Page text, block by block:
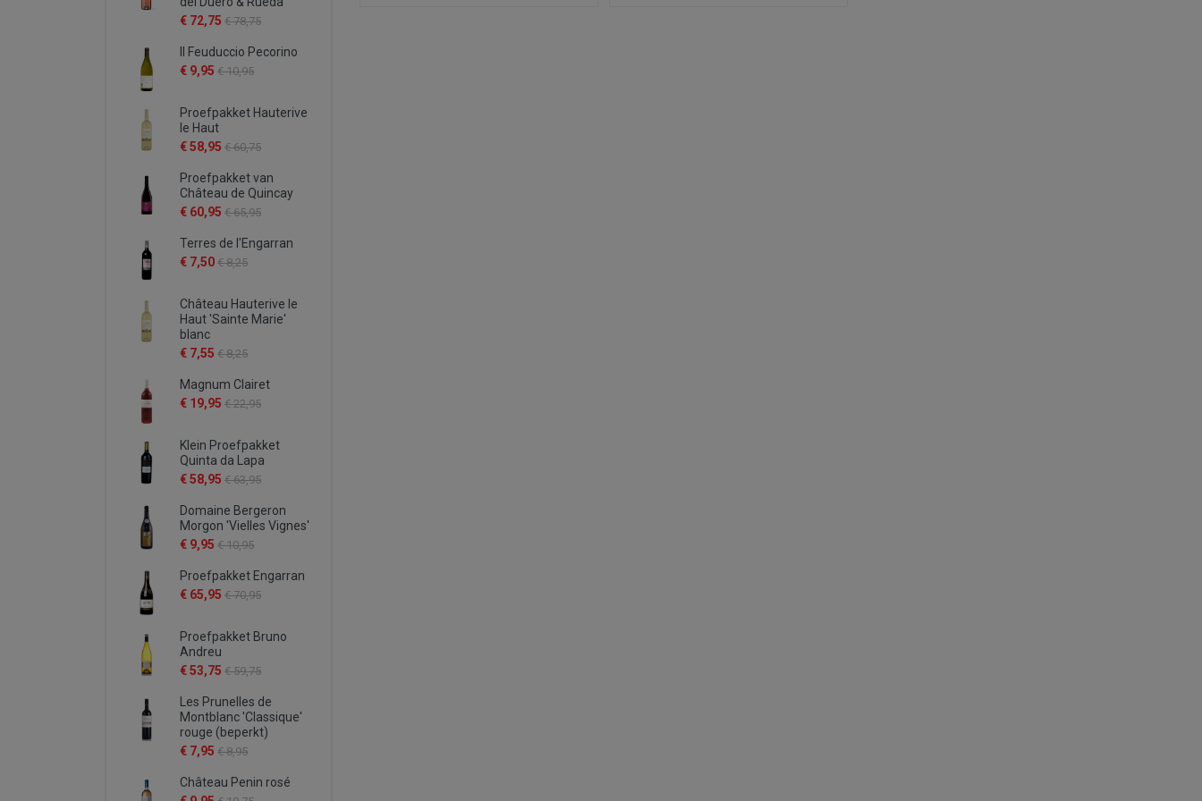
€ 72,75 € 78,75
Il Feuduccio Pecorino
€ 9,95 € 10,95
Proefpakket Hauterive
le Haut
€ 58,95 € 60,75
Proefpakket van
Château de Quincay
€ 60,95 € 65,95
Terres de l'Engarran
€ 7,50 € 8,25
Château Hauterive le
Haut 'Sainte Marie'
blanc
€ 7,55 € 8,25
Magnum Clairet
€ 19,95 € 22,95
Klein Proefpakket
Quinta da Lapa
€ 58,95 € 63,95
Domaine Bergeron
Morgon 'Vielles Vignes'
€ 9,95 € 10,95
Proefpakket Engarran
€ 65,95 € 70,95
Proefpakket Bruno
Andreu
€ 53,75 € 59,75
Les Prunelles de
Montblanc 'Classique'
rouge (beperkt)
€ 7,95 € 8,95
Château Penin rosé